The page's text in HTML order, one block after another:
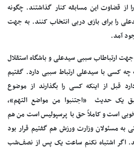
از قضاوت این مسابقه کنار گذاشتند. چگونه
را برای بازی دربی انتخاب کنند. به جهت
آمد.
ارتباطاب سببی سیدعلی و باشگاه استقلال
چه کسی با سیدعلی ارتباط سببی دارد. گفتیم
قبل از اینکه کسی را بگذارند از موضوع
یک حدیث «اجتنبوا من مواضع التهم»،
خوبی است و کاملاً حق با پرسپولیس است من هم
به مسئولان وزارت ورزش هم گفتیم قرار بود
اگر اشتباه نکنم ساعت یک پس از نصف‌شب